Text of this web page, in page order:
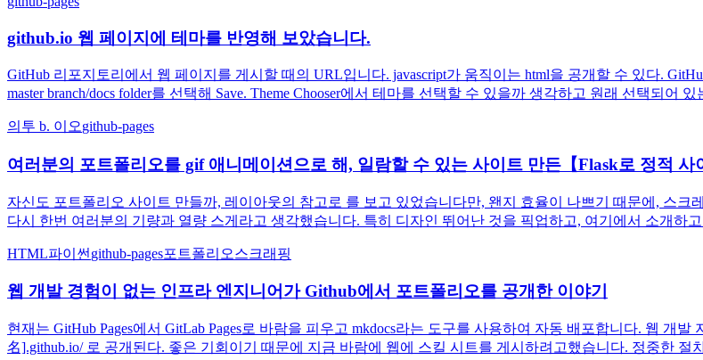
github.io 웹 페이지에 테마를 반영해 보았습니다.
GitHub 리포지토리에서 웹 페이지를 게시할 때의 URL입니다. javascript가 움직이는 html을 공개할 수 있다.
master branch/docs folder를 선택해 Save. Theme Chooser에서 테마를 선택할 수 있을까 생각하고 원래 선택되어 있
의투 b. 이오github-pages
여러분의 포트폴리오를 gif 애니메이션으로 해, 일람할 수 있는 사이트 만든【Flask로 정적 사
자신도 포트폴리오 사이트 만들까, 레이아웃의 참고로 를 보고 있었습니다만, 왠지 효율이 나쁘기 때문에, 스
다시 한번 여러분의 기량과 열량 스게라고 생각했습니다. 특히 디자인 뛰어난 것을 픽업하고, 여기에서 소개하
HTML파이썬 github-pages포트폴리오스크래핑
웹 개발 경험이 없는 인프라 엔지니어가 Github에서 포트폴리오를 공개한 이야기
현재는 GitHub Pages에서 GitLab Pages로 바람을 피우고 mkdocs라는 도구를 사용하여 자동 배포합니다. 웹 개
名].github.io/ 로 공개된다. 좋은 기회이기 때문에 지금 바람에 웹에 스킬 시트를 게시하려고했습니다. 정중한 절